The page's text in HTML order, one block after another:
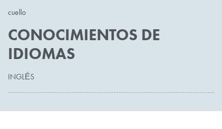
cuello
CONOCIMIENTOS DE
IDIOMAS
INGLÉS